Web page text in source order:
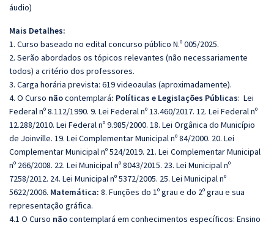
áudio)
Mais Detalhes:
1. Curso baseado no edital concurso público N.º 005/2025.
2. Serão abordados os tópicos relevantes (não necessariamente
todos) a critério dos professores.
3. Carga horária prevista: 619 videoaulas (aproximadamente).
4. O Curso nãocontemplará: Políticas e Legislações Públicas: Lei
Federal nº 8.112/1990. 9. Lei Federal nº 13.460/2017. 12. Lei Federal nº
12.288/2010. Lei Federal nº 9.985/2000. 18. Lei Orgânica do Município
de Joinville. 19. Lei Complementar Municipal nº 84/2000. 20. Lei
Complementar Municipal nº 524/2019. 21. Lei Complementar Municipal
nº 266/2008. 22. Lei Municipal nº 8043/2015. 23. Lei Municipal nº
7258/2012. 24. Lei Municipal nº 5372/2005. 25. Lei Municipal nº
5622/2006. Matemática: 8. Funções do 1º grau e do 2º grau e sua
representação gráfica.
4.1 O Curso nãocontemplará em conhecimentos específicos: Ensino